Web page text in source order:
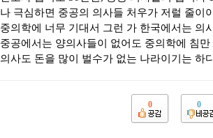
나 극심하면 중공의 의사들 처우가 저럴 줄이
중의학에 너무 기대서 그런 가 한국에서는 의
중공에서는 양의사들이 없어도 중의학에 침
의사도 돈을 많이 벌수가 없는 나라이기는 하
0 0